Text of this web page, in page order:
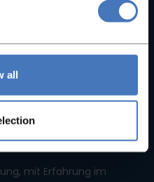
all
sondern
uns zu Spezialisten
mit Erfahrung im